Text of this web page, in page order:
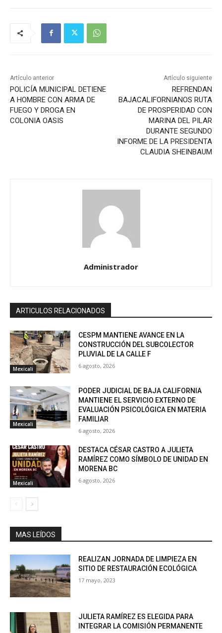
Artículo anterior
POLICÍA MUNICIPAL DETIENE
A HOMBRE CON ARMA DE
FUEGO Y DROGA EN
COLONIA OASIS
Artículo siguiente
REFRENDAN
BAJACALIFORNIANOS RUTA
DE PROSPERIDAD CON
MARINA DEL PILAR
DURANTE SEGUNDO
INFORME DE LA PRESIDENTA
CLAUDIA SHEINBAUM
Administrador
ARTICULOS RELACIONADOS
Mexicali
CESPM MANTIENE AVANCE EN LA
CONSTRUCCIÓN DEL SUBCOLECTOR
PLUVIAL DE LA CALLE F
6 agosto, 2026
Mexicali
PODER JUDICIAL DE BAJA CALIFORNIA
MANTIENE EL SERVICIO EXTERNO DE
EVALUACIÓN PSICOLÓGICA EN MATERIA
FAMILIAR
6 agosto, 2026
Mexicali
DESTACA CÉSAR CASTRO A JULIETA
RAMÍREZ COMO SÍMBOLO DE UNIDAD EN
MORENA BC
6 agosto, 2026
MAS LEÍDOS
REALIZAN JORNADA DE LIMPIEZA EN
SITIO DE RESTAURACIÓN ECOLÓGICA
17 mayo, 2023
JULIETA RAMÍREZ ES ELEGIDA PARA
INTEGRAR LA COMISIÓN PERMANENTE